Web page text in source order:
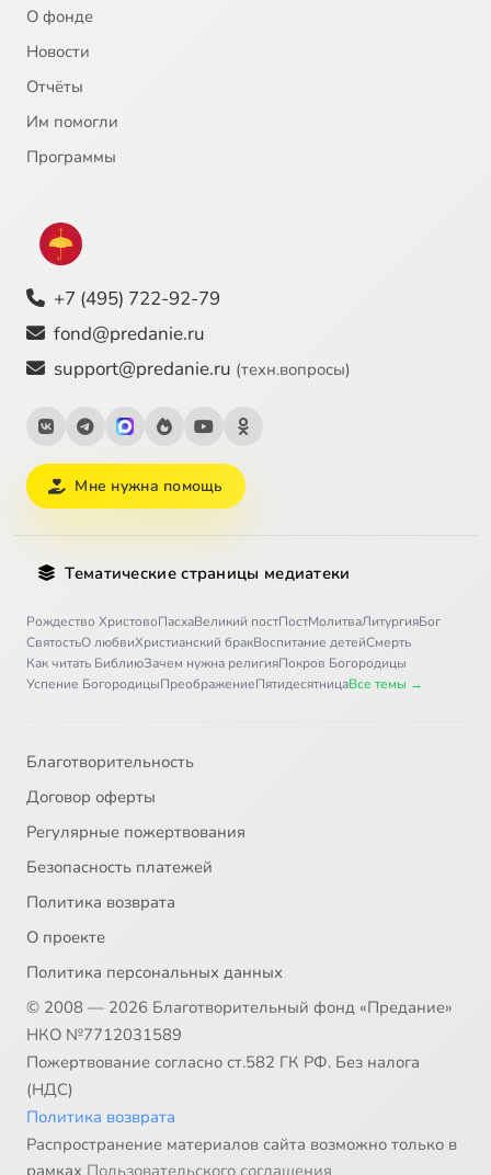
О фонде
Новости
Отчёты
Им помогли
Программы
+7 (495) 722-92-79
fond@predanie.ru
support@predanie.ru (техн.вопросы)
Мне нужна помощь
Тематические страницы медиатеки
Рождество ХристовоПасхаВеликий постПостМолитваЛитургияБог
СвятостьО любвиХристианский бракВоспитание детейСмерть
Как читать БиблиюЗачем нужна религияПокров Богородицы
Успение БогородицыПреображениеПятидесятницаВсе темы →
Благотворительность
Договор оферты
Регулярные пожертвования
Безопасность платежей
Политика возврата
О проекте
Политика персональных данных
© 2008 — 2026 Благотворительный фонд «Предание»
НКО №7712031589
Пожертвование согласно ст.582 ГК РФ. Без налога
(НДС)
Политика возврата
Распространение материалов сайта возможно только в